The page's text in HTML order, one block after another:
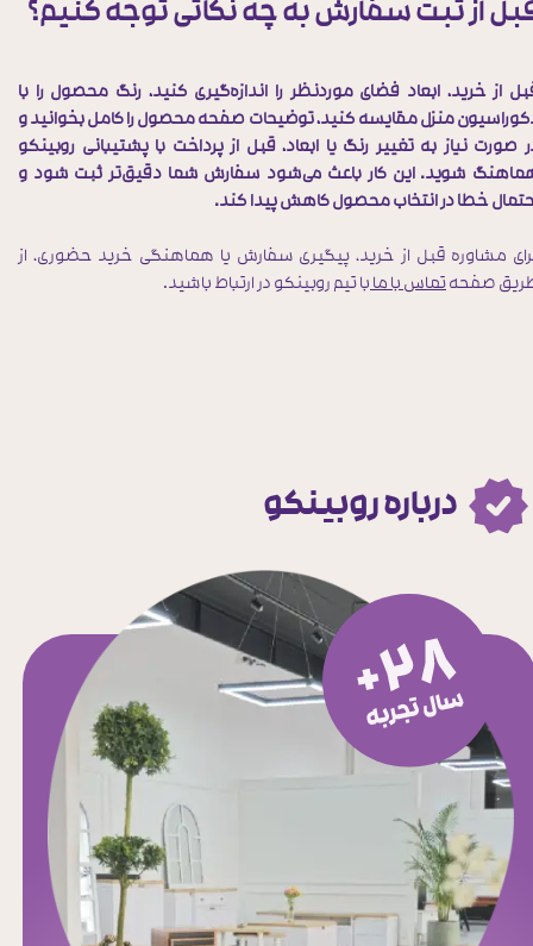
از ثبت سفارش به چه نکاتی توجه کنیم؟
از خرید، ابعاد فضای موردنظر را اندازه‌گیری کنید، رنگ محصول را با
منزل مقایسه کنید، توضیحات صفحه محصول را کامل بخوانید و
صورت نیاز به تغییر رنگ یا ابعاد، قبل از پرداخت با پشتیبانی روبینکو
شوید. این کار باعث می‌شود سفارش شما دقیق‌تر ثبت شود و
خطا در انتخاب محصول کاهش پیدا کند.
مشاوره قبل از خرید، پیگیری سفارش یا هماهنگی خرید حضوری، از
صفحهتماس با مابا تیم روبینکو در ارتباط باشید.
درباره روبینکو​​​​​​​